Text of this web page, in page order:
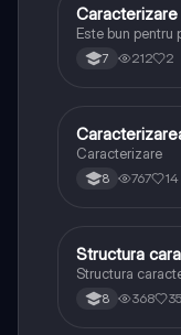
Limba și
Este bun pentru
7 212 2
Limba și
Caracterizare
8 767 14
Limba și
Structura
Structura
8 368 35